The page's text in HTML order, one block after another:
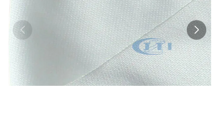
私たちについて
ニュース
業界
我々に連絡し